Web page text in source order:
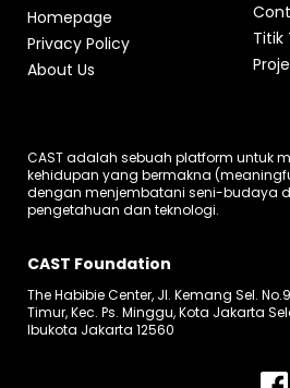
Homepage
Privacy Policy
About Us
Titik
CAST adalah sebuah platform untuk
kehidupan yang bermakna
dengan menjembatani seni-budaya
pengetahuan dan teknologi.
CAST Foundation
The Habibie Center, Jl. Kemang Sel.
Timur, Kec. Ps. Minggu, Kota Jakarta
Ibukota Jakarta 12560